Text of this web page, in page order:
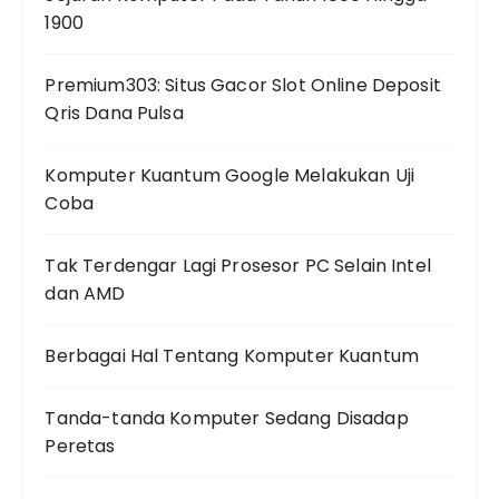
1900
Premium303: Situs Gacor Slot Online Deposit
Qris Dana Pulsa
Komputer Kuantum Google Melakukan Uji
Coba
Tak Terdengar Lagi Prosesor PC Selain Intel
dan AMD
Berbagai Hal Tentang Komputer Kuantum
Tanda-tanda Komputer Sedang Disadap
Peretas